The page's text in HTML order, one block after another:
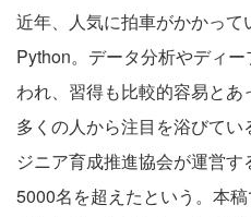
近年、人気に拍車がかかっ
Python。データ分析やディ
われ、習得も比較的容易と
多くの人から注目を浴びて
ジニア育成推進協会が運営
5000名を超えたという。本